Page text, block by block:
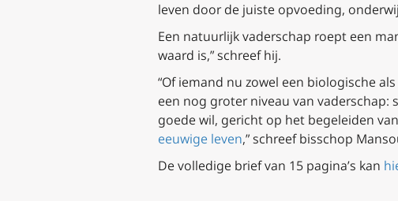
leven door de juiste opvoeding,
Een natuurlijk vaderschap roept een
waard is,” schreef hij.
“Of iemand nu zowel een biologische
een nog groter niveau van vaderschap:
goede wil, gericht op het begeleiden
eeuwige leven,” schreef bisschop
De volledige brief van 15 pagina’s kan